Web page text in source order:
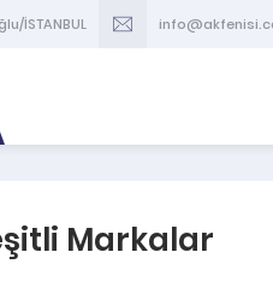
İSTANBUL
Markalar